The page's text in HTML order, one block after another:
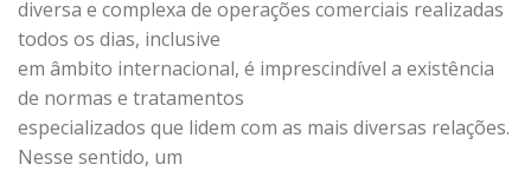
diversa e complexa de operações comerciais realizadas
todos os dias, inclusive
em âmbito internacional, é imprescindível a existência
de normas e tratamentos
especializados que lidem com as mais diversas relações.
Nesse sentido, um